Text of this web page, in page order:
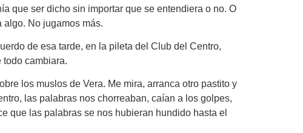
que ser dicho sin importar que se entendiera o no. O
No jugamos más.
de esa tarde, en la pileta del Club del Centro,
todo cambiara.
los muslos de Vera. Me mira, arranca otro pastito y
las palabras nos chorreaban, caían a los golpes,
que las palabras se nos hubieran hundido hasta el